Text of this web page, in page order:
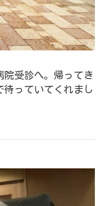
院受診へ。帰ってき
待っていてくれまし